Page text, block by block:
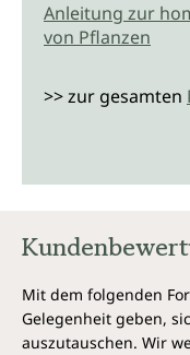
Anleitung zur
von Pflanzen
>> zur gesamten
Mit dem folgenden
Gelegenheit geben,
auszutauschen. Wir